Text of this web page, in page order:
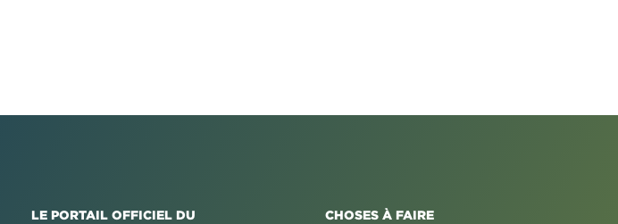
LE PORTAIL OFFICIEL DU
CHOSES À FAIRE